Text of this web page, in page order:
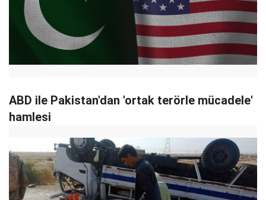
ABD ile Pakistan'dan 'ortak terörle mücadele'
hamlesi